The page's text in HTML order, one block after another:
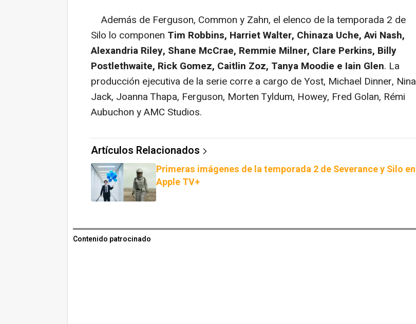
Además de Ferguson, Common y Zahn, el elenco de la temporada 2 de
Silo lo componen Tim Robbins, Harriet Walter, Chinaza Uche, Avi Nash,
Alexandria Riley, Shane McCrae, Remmie Milner, Clare Perkins, Billy
Postlethwaite, Rick Gomez, Caitlin Zoz, Tanya Moodie e Iain Glen. La
producción ejecutiva de la serie corre a cargo de Yost, Michael Dinner, Nina
Jack, Joanna Thapa, Ferguson, Morten Tyldum, Howey, Fred Golan, Rémi
Aubuchon y AMC Studios.
Artículos Relacionados
Primeras imágenes de la temporada 2 de Severance y Silo en
Apple TV+
Contenido patrocinado